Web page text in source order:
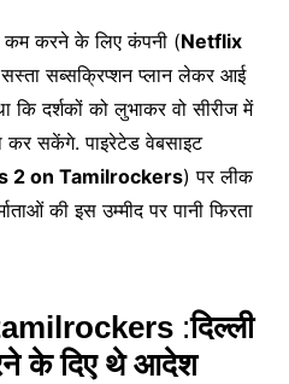
कम करने के लिए कंपनी (Netflix
सब्सक्रिप्शन प्लान लेकर आई
कि दर्शकों को लुभाकर वो सीरीज में
सकेंगे. पाइरेटेड वेबसाइट
2 on Tamilrockers) पर लीक
की इस उम्मीद पर पानी फिरता
:दिल्ली
के दिए थे आदेश